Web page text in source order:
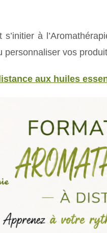
à
personnaliser vos
aux huiles